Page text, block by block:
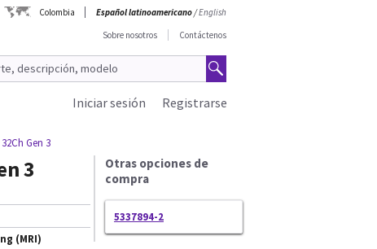
Colombia Español latinoamericano/English
Sobre nosotros
Contáctenos
Registrarse
Iniciar sesión
Gen 3
3
(MRI)
Otras opciones de
compra
5337894-2